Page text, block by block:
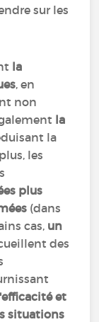
sur les
la
, en
non
la
la
les
plus
(dans
cas, un
des
et
situations